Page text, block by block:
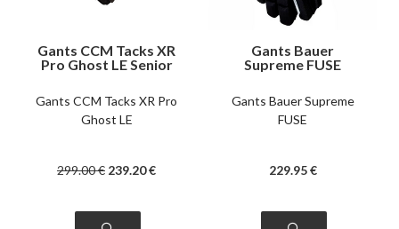
Gants CCM Tacks XR
Pro Ghost LE Senior
Gants CCM Tacks XR Pro
Ghost LE
299.00€ 239.20€
Gants Bauer
Supreme FUSE
Gants Bauer Supreme
FUSE
229.95 €